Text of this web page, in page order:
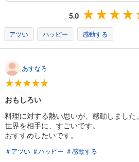
5.0
アツい ハッピー 感動する
あすなろ
おもしろい
料理に対する熱い思いが、感動しました。
世界を相手に、すごいです。
おすすめしたいです。
＃アツい ＃ハッピー ＃感動する